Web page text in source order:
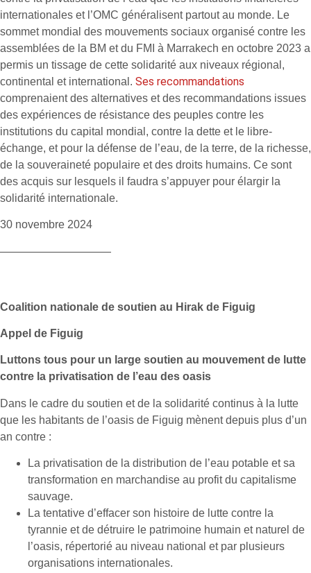
internationales et l’OMC généralisent partout au monde. Le
sommet mondial des mouvements sociaux organisé contre les
assemblées de la BM et du FMI à Marrakech en octobre 2023 a
permis un tissage de cette solidarité aux niveaux régional,
continental et international. Ses recommandations
comprenaient des alternatives et des recommandations issues
des expériences de résistance des peuples contre les
institutions du capital mondial, contre la dette et le libre-
échange, et pour la défense de l’eau, de la terre, de la richesse,
de la souveraineté populaire et des droits humains. Ce sont
des acquis sur lesquels il faudra s’appuyer pour élargir la
solidarité internationale.
30 novembre 2024
——————————
Coalition nationale de soutien au Hirak de Figuig
Appel de Figuig
Luttons tous pour un large soutien au mouvement de lutte
contre la privatisation de l’eau des oasis
Dans le cadre du soutien et de la solidarité continus à la lutte
que les habitants de l’oasis de Figuig mènent depuis plus d’un
an contre :
La privatisation de la distribution de l’eau potable et sa
transformation en marchandise au profit du capitalisme
sauvage.
La tentative d’effacer son histoire de lutte contre la
tyrannie et de détruire le patrimoine humain et naturel de
l’oasis, répertorié au niveau national et par plusieurs
organisations internationales.